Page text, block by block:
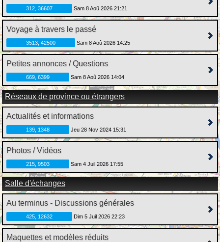
312, 36607 Sam 8 Aoû 2026 21:21
Voyage à travers le passé
3513, 42500 Sam 8 Aoû 2026 14:25
Petites annonces / Questions
669, 6399 Sam 8 Aoû 2026 14:04
Réseaux de province ou étrangers
Actualités et informations
139, 1348 Jeu 28 Nov 2024 15:31
Photos / Vidéos
215, 9503 Sam 4 Juil 2026 17:55
Salle d'échanges
Au terminus - Discussions générales
425, 12632 Dim 5 Juil 2026 22:23
Maquettes et modèles réduits